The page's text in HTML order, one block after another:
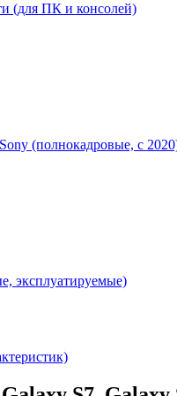
(для ПК и консолей)
(полнокадровые, с
эксплуатируемые)